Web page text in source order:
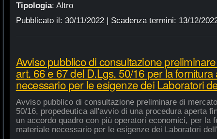
Tipologia: Altro
Pubblicato il: 30/11/2022| Scadenza termini: 13/12/
Avviso pubblico di consultazione
art. 66 e 67 del D.Lgs. 50/16 per la
necessario per le esigenze dei Laboratori
Avviso pubblico di consultazione preliminare di
50/16, propedeutica all'avvio di una procedura aperta
un accordo quadro con più operatori economici, per la
materiale necessario per le esigenze dei Laboratori